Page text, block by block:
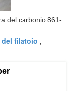
del carbonio 861-
del filatoio ,